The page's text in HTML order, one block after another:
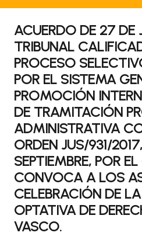
ACUERDO DE 27 DE
TRIBUNAL
PROCESO
POR EL SISTEMA
PROMOCIÓN
DE TRAMITACIÓN
ADMINISTRATIVA
ORDEN JUS/931/
SEPTIEMBRE, POR
CONVOCA A LOS
CELEBRACIÓN DE
OPTATIVA DE
VASCO.